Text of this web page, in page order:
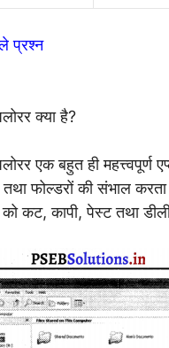
प्रश्न
क्या है?
एक बहुत ही महत्त्वपूर्ण
तथा फोल्डरों की संभाल
को कट, कापी, पेस्ट तथा